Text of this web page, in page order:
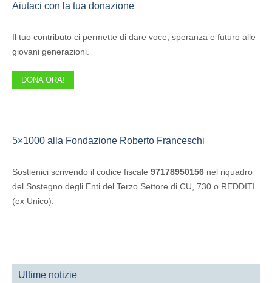
Aiutaci con la tua donazione
Il tuo contributo ci permette di dare voce, speranza e futuro alle
giovani generazioni.
DONA ORA!
5×1000 alla Fondazione Roberto Franceschi
Sostienici scrivendo il codice fiscale 97178950156 nel riquadro
del Sostegno degli Enti del Terzo Settore di CU, 730 o REDDITI
(ex Unico).
Ultime notizie